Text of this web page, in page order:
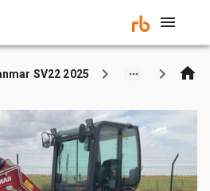
2025 Yanmar SV22 حفارة صغيرة (Unused)